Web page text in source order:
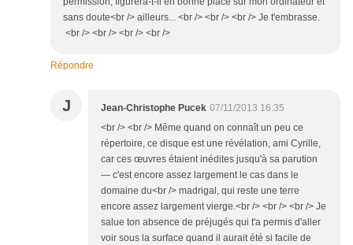
sans doute<br /> ailleurs... <br /> <br /> <br /> Je t'embrasse.
<br /> <br /> <br /> <br />
Répondre
J Jean-Christophe Pucek 07/11/2013 16:35
<br /> <br /> Même quand on connaît un peu ce
répertoire, ce disque est une révélation, ami Cyrille,
car ces œuvres étaient inédites jusqu'à sa parution
— c'est encore assez largement le cas dans le
domaine du<br /> madrigal, qui reste une terre
encore assez largement vierge.<br /> <br /> <br /> Je
salue ton absence de préjugés qui t'a permis d'aller
voir sous la surface quand il aurait été si facile de